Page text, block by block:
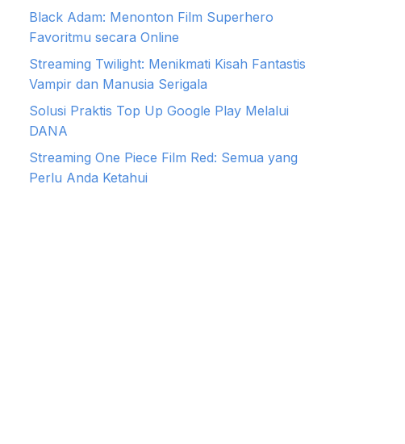
Black Adam: Menonton Film Superhero
Favoritmu secara Online
Streaming Twilight: Menikmati Kisah Fantastis
Vampir dan Manusia Serigala
Solusi Praktis Top Up Google Play Melalui
DANA
Streaming One Piece Film Red: Semua yang
Perlu Anda Ketahui